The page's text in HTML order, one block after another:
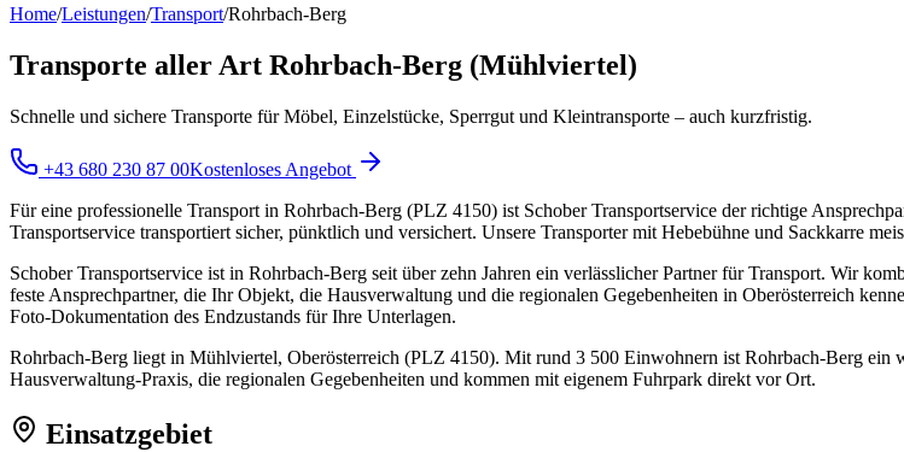
Home/Leistungen/Transport/Rohrbach-Berg
Transporte aller Art Rohrbach-Berg (Mühlviertel)
Schnelle und sichere Transporte für Möbel, Einzelstücke, Sperrgut und Kleintransporte – auch kurzfristig.
+43 680 230 87 00Kostenloses Angebot
Für eine professionelle Transport in Rohrbach-Berg (PLZ 4150) ist Schober Transportservice der richtige
Transportservice transportiert sicher, pünktlich und versichert. Unsere Transporter mit Hebebühne und Sackkarre
Schober Transportservice ist in Rohrbach-Berg seit über zehn Jahren ein verlässlicher Partner für Transport. Wir
feste Ansprechpartner, die Ihr Objekt, die Hausverwaltung und die regionalen Gegebenheiten in Oberösterreich
Foto-Dokumentation des Endzustands für Ihre Unterlagen.
Rohrbach-Berg liegt in Mühlviertel, Oberösterreich (PLZ 4150). Mit rund 3 500 Einwohnern ist Rohrbach-Berg
Hausverwaltung-Praxis, die regionalen Gegebenheiten und kommen mit eigenem Fuhrpark direkt vor Ort.
Einsatzgebiet